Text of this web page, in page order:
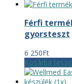
Férfi
gyorsteszt
6 250Ft
Kosárba